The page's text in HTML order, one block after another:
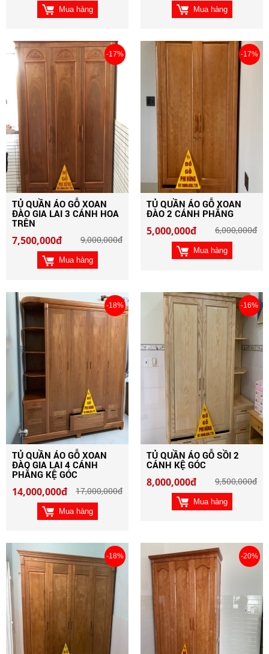
Mua hàng Mua hàng
-17%
TỦ QUẦN ÁO GỖ XOAN
ĐÀO GIA LAI 3 CÁNH HOA
TRÊN
7,500,000đ 9,000,000đ
Mua hàng
-17%
TỦ QUẦN ÁO GỖ XOAN
ĐÀO 2 CÁNH PHẲNG
5,000,000đ 6,000,000đ
Mua hàng
-18%
TỦ QUẦN ÁO GỖ XOAN
ĐÀO GIA LAI 4 CÁNH
PHẲNG KỆ GÓC
14,000,000đ 17,000,000đ
Mua hàng
-16%
TỦ QUẦN ÁO GỖ SỒI 2
CÁNH KỆ GÓC
8,000,000đ 9,500,000đ
Mua hàng
-18% -20%